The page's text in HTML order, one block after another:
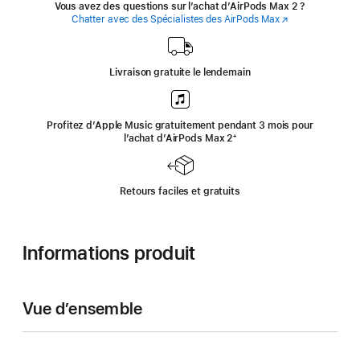
Vous avez des questions sur l’achat d’AirPods Max 2 ?
Chatter avec des Spécialistes des AirPods Max(s’ouvre
Livraison gratuite le lendemain
Profitez d’Apple Music gratuitement pendant 3 mois pour
l’achat d’AirPods Max 2‍Note
page
‍⁺
Retours faciles et gratuits
Informations produit
Vue d’ensemble